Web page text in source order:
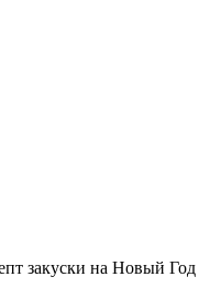
закуски на Новый